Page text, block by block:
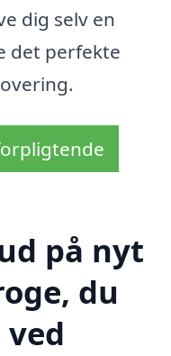
dig selv en
det perfekte
på nyt
du